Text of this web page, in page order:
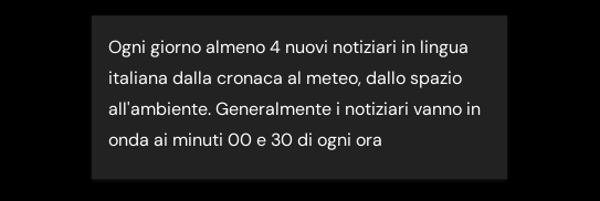
M
A
N
E
W
Ogni giorno almeno 4 nuovi notiziari in lingua
italiana dalla cronaca al meteo, dallo spazio
all'ambiente. Generalmente i notiziari vanno in
onda ai minuti 00 e 30 di ogni ora